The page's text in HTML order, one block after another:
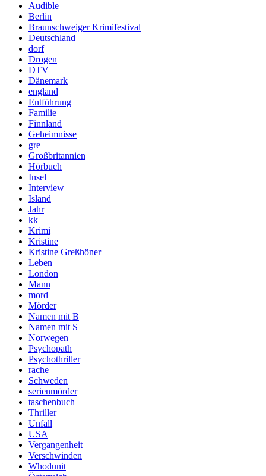
Audible
Berlin
Braunschweiger Krimifestival
Deutschland
dorf
Drogen
DTV
Dänemark
england
Entführung
Familie
Finnland
Geheimnisse
gre
Großbritannien
Hörbuch
Insel
Interview
Island
Jahr
kk
Krimi
Kristine
Kristine Greßhöner
Leben
London
Mann
mord
Mörder
Namen mit B
Namen mit S
Norwegen
Psychopath
Psychothriller
rache
Schweden
serienmörder
taschenbuch
Thriller
Unfall
USA
Vergangenheit
Verschwinden
Whodunit